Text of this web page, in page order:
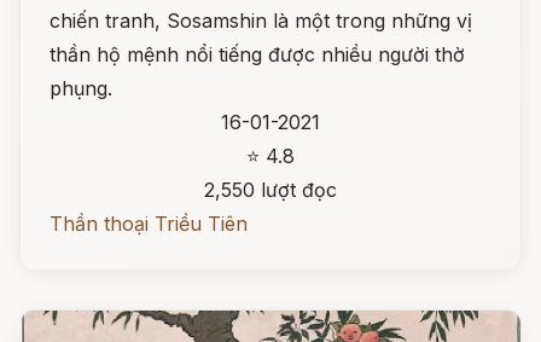
chiến tranh, Sosamshin là một trong những vị
thần hộ mệnh nổi tiếng được nhiều người thờ
phụng.
16-01-2021
⭐ 4.8
2,550 lượt đọc
Thần thoại Triều Tiên